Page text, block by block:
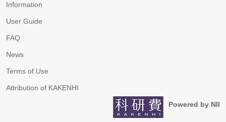
Information
User Guide
FAQ
News
Terms of Use
Attribution of KAKENHI
Powered by NII